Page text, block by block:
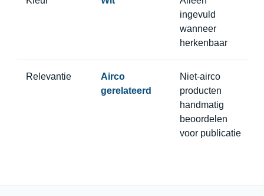
ingevuld
wanneer
herkenbaar
Relevantie
Airco
gerelateerd
Niet-airco
producten
handmatig
beoordelen
voor publicatie